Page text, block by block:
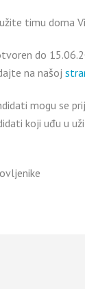
timu doma
do
na našoj
mogu se
koji uđu u